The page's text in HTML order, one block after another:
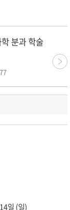
분과 학술
일 (일)